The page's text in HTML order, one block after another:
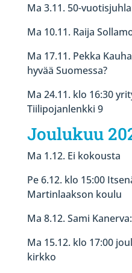
Ma 3.11. 50-
Ma 10.11. Raija
Ma 17.11. Pekka
hyvää Suomessa?
Ma 24.11. klo 16:30
Tiilipojanlenkki 9
Joulukuu
Ma 1.12. Ei kokousta
Pe 6.12. klo 15:00
Martinlaakson koulu
Ma 8.12. Sami
Ma 15.12. klo 17:00
kirkko